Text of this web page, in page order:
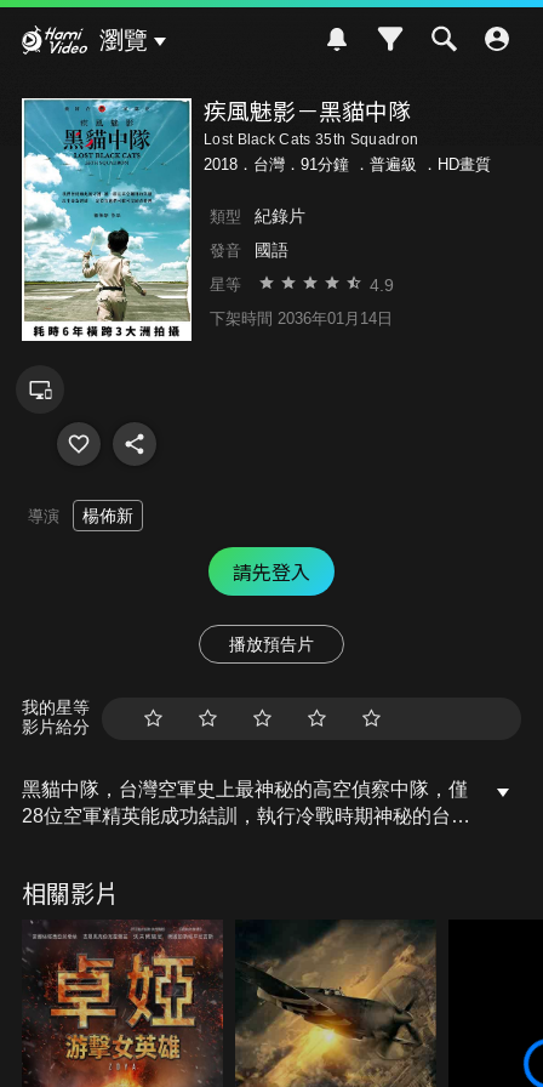
瀏覽
疾風魅影－黑貓中隊
Lost Black Cats 35th Squadron
2018．台灣．91分鐘 ． 普遍級 ．HD畫質
類型 紀錄片
發音 國語
星等 4.9
下架時間 2036年01月14日
導演 楊佈新
請先登入
播放預告片
我的星等
影片給分
黑貓中隊，台灣空軍史上最神秘的高空偵察中隊，僅
28位空軍精英能成功結訓，執行冷戰時期神秘的台美
任務，僅17位全身而退。他們以性命為經，以青春為
緯，用生命和青春寫下對這個土地的安靜守護。
相關影片